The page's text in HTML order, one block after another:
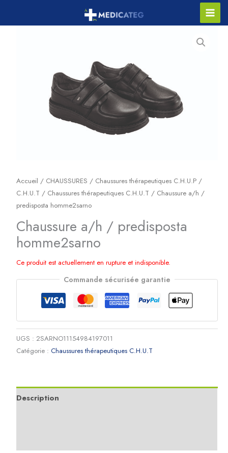
Main
Accueil / CHAUSSURES / Chaussures thérapeutiques C.H.U.P /
C.H.U.T / Chaussures thérapeutiques C.H.U.T / Chaussure a/h /
predisposta homme2sarno
Chaussure a/h / predisposta
homme2sarno
Ce produit est actuellement en rupture et indisponible.
Commande sécurisée garantie
UGS :2SARNO11154984197011
Catégorie :Chaussures thérapeutiques C.H.U.T
Description